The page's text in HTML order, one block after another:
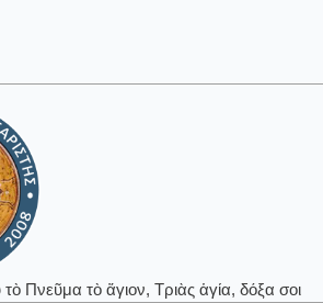
Πνεῦμα τὸ ἅγιον, Τριὰς ἁγία, δόξα σοι